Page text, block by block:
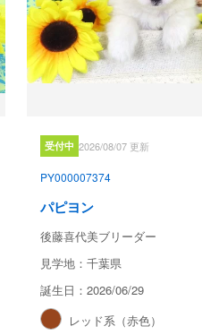
受付中 2026/08/07 更新
PY000007374
パピヨン
後藤喜代美ブリーダー
見学地：千葉県
誕生日：2026/06/29
レッド系（赤色）